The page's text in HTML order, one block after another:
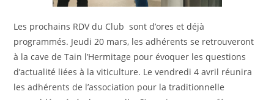
Les prochains RDV du Club sont d’ores et déjà
programmés. Jeudi 20 mars, les adhérents se retrouveront
à la cave de Tain l’Hermitage pour évoquer les questions
d’actualité liées à la viticulture. Le vendredi 4 avril réunira
les adhérents de l’association pour la traditionnelle